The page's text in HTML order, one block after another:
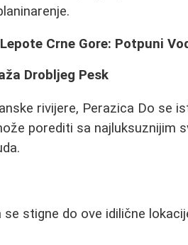
Crne Gore: Potpuni
Drobljeg Pesk
rivijere, Perazica Do se
porediti sa najluksuznijim
stigne do ove idilične